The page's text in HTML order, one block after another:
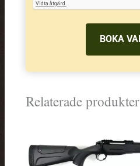
Relaterade produkter